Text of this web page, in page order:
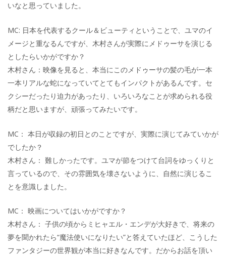
いなと思っていました。
MC: 日本を代表するクール＆ビューティということで、ユマのイ
メージと重なるんですが、木村さんが実際にメドゥーサを演じる
としたらいかがですか？
木村さん：映像を見ると、本当にこのメドゥーサの髪の毛が一本
一本リアルな蛇になっていてとてもインパクトがあるんです。セ
クシーだったり迫力があったり、いろいろなことが求められる役
柄だと思いますが、頑張ってみたいです。
MC： 本日が収録の初日とのことですが、実際に演じてみていかが
でしたか？
木村さん： 難しかったです。ユマが節をつけて台詞をゆっくりと
言っているので、その雰囲気を壊さないように、自然に演じるこ
とを意識しました。
MC： 映画についてはいかがですか？
木村さん： 子供の頃からミヒャエル・エンデが大好きで、将来の
夢を聞かれたら“魔法使いになりたい”と答えていたほど、こうした
ファンタジーの世界観が本当に好きなんです。だからお話を頂い